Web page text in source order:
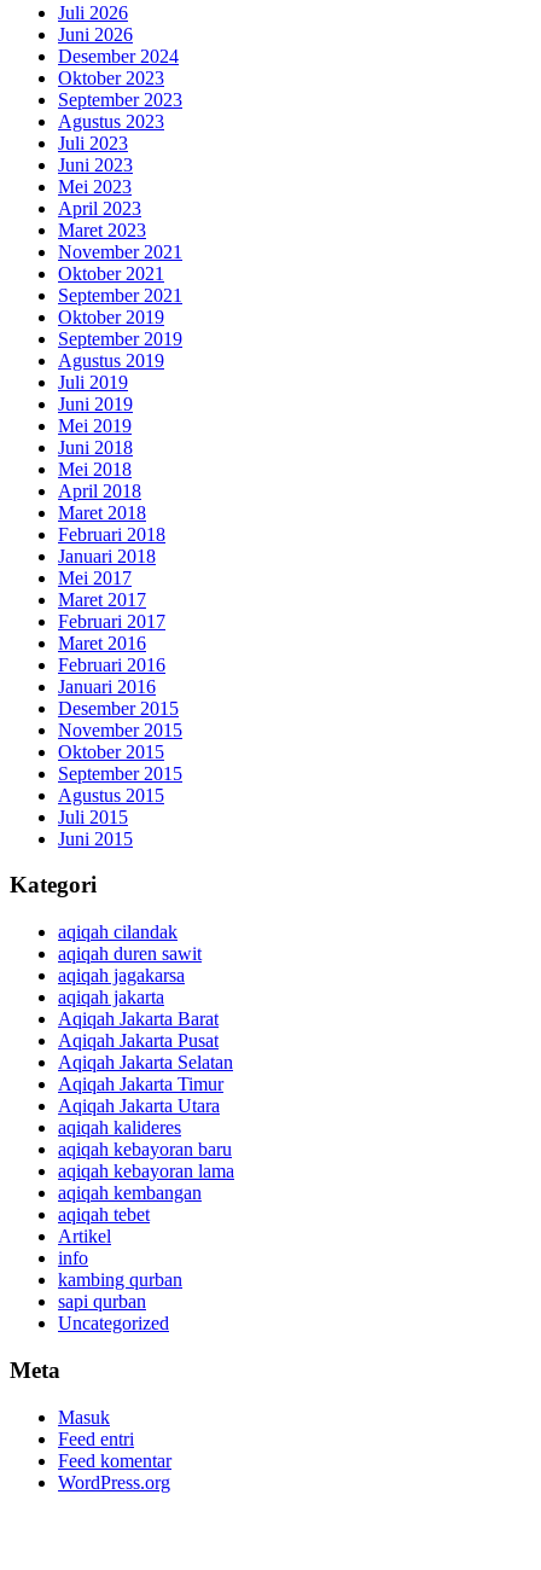
Juli 2026
Juni 2026
Desember 2024
Oktober 2023
September 2023
Agustus 2023
Juli 2023
Juni 2023
Mei 2023
April 2023
Maret 2023
November 2021
Oktober 2021
September 2021
Oktober 2019
September 2019
Agustus 2019
Juli 2019
Juni 2019
Mei 2019
Juni 2018
Mei 2018
April 2018
Maret 2018
Februari 2018
Januari 2018
Mei 2017
Maret 2017
Februari 2017
Maret 2016
Februari 2016
Januari 2016
Desember 2015
November 2015
Oktober 2015
September 2015
Agustus 2015
Juli 2015
Juni 2015
Kategori
aqiqah cilandak
aqiqah duren sawit
aqiqah jagakarsa
aqiqah jakarta
Aqiqah Jakarta Barat
Aqiqah Jakarta Pusat
Aqiqah Jakarta Selatan
Aqiqah Jakarta Timur
Aqiqah Jakarta Utara
aqiqah kalideres
aqiqah kebayoran baru
aqiqah kebayoran lama
aqiqah kembangan
aqiqah tebet
Artikel
info
kambing qurban
sapi qurban
Uncategorized
Meta
Masuk
Feed entri
Feed komentar
WordPress.org